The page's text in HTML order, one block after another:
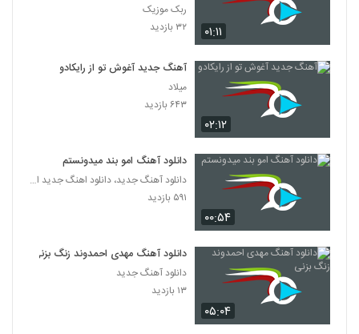
۰۱:۱۱
ربک موزیک
۳۲ بازدید
۰۲:۱۲
آهنگ جدید آغوش تو از رایکادو
میلاد
۶۴۳ بازدید
۰۰:۵۴
دانلود آهنگ امو بند میدونستم
دانلود آهنگ جدید، دانلود اهنگ جدید ایرانی
۵۹۱ بازدید
۰۵:۰۴
دانلود آهنگ مهدی احمدوند زنگ بزنی
دانلود آهنگ جدید
۱۳ بازدید